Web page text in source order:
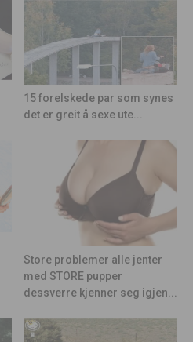
15 forelskede par som synes
det er greit å sexe ute...
Store problemer alle jenter
med STORE pupper
dessverre kjenner seg igjen...